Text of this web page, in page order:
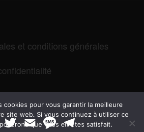
et conditions générales
T
w
E
m
M
e
T
e
cookies pour vous garantir la meilleure
site web. Si vous continuez à utiliser ce
que vous en êtes satisfait.